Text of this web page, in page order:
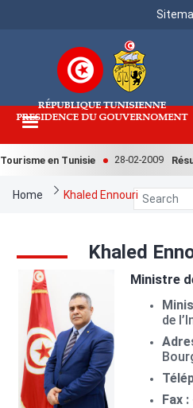
Menu
en Tunisie 28-02-2009
Breadcrumb
Home Khaled Ennouri
Khaled
Image Ministre
de
Fax :